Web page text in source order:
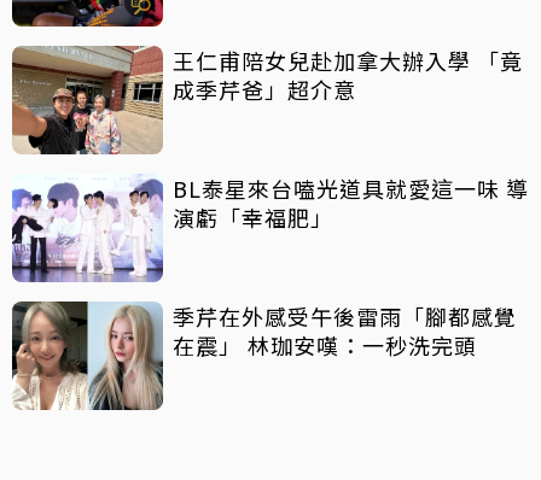
王仁甫陪女兒赴加拿大辦入學 「竟
成季芹爸」超介意
BL泰星來台嗑光道具就愛這一味 導
演虧「幸福肥」
季芹在外感受午後雷雨「腳都感覺
在震」 林珈安嘆：一秒洗完頭